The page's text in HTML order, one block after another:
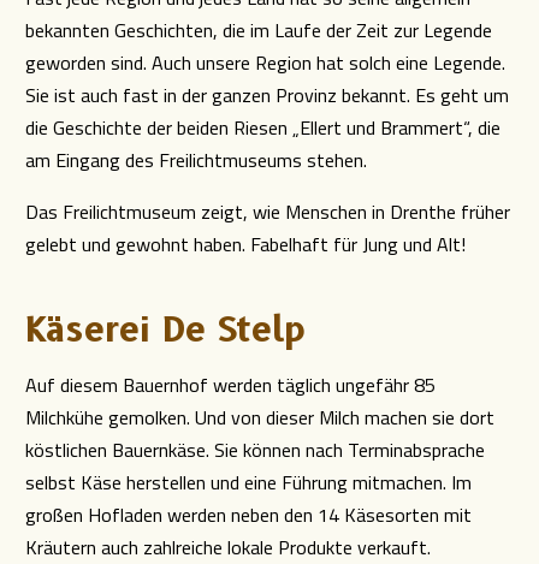
bekannten Geschichten, die im Laufe der Zeit zur Legende
geworden sind. Auch unsere Region hat solch eine Legende.
Sie ist auch fast in der ganzen Provinz bekannt. Es geht um
die Geschichte der beiden Riesen „Ellert und Brammert“, die
am Eingang des Freilichtmuseums stehen.
Das Freilichtmuseum zeigt, wie Menschen in Drenthe früher
gelebt und gewohnt haben. Fabelhaft für Jung und Alt!
Käserei De Stelp
Auf diesem Bauernhof werden täglich ungefähr 85
Milchkühe gemolken. Und von dieser Milch machen sie dort
köstlichen Bauernkäse. Sie können nach Terminabsprache
selbst Käse herstellen und eine Führung mitmachen. Im
großen Hofladen werden neben den 14 Käsesorten mit
Kräutern auch zahlreiche lokale Produkte verkauft.